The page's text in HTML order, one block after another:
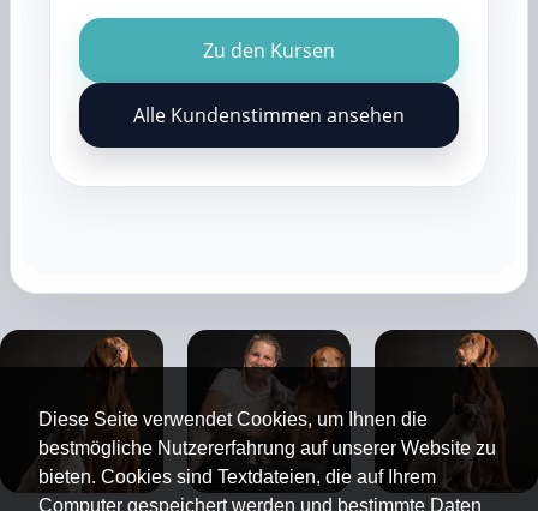
Diese Seite verwendet Cookies, um Ihnen die
bestmögliche Nutzererfahrung auf unserer Website zu
bieten. Cookies sind Textdateien, die auf Ihrem
Computer gespeichert werden und bestimmte Daten
Zu den Kursen
Alle Kundenstimmen ansehen